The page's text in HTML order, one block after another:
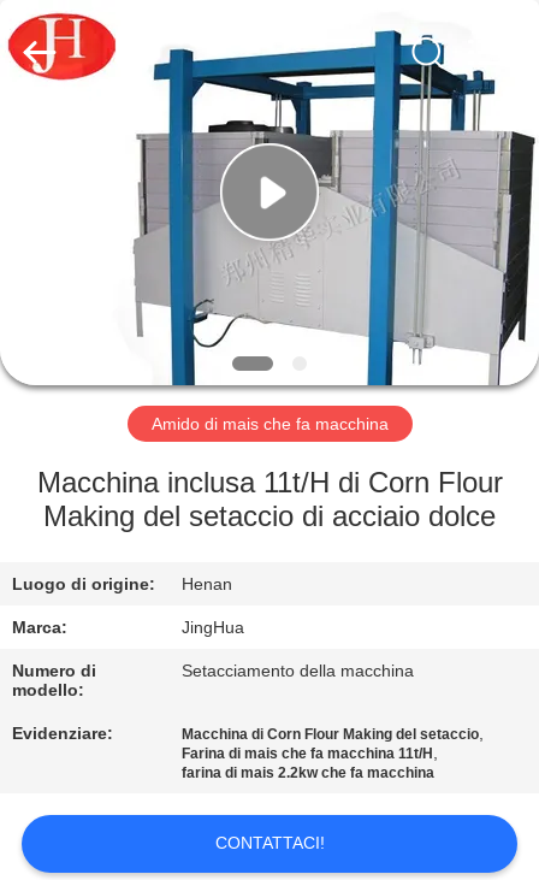
PRODOTTI
SPETTACOLO
VR
SU
VISITA
ALLA
FABBRICA
CONTROLLO
DELLA
QUALITÀ
2026
Zhengzhou
Jinghua
Industry
Co.,Ltd..
Amido di mais che fa macchina
Macchina inclusa 11t/H di Corn Flour
Making del setaccio di acciaio dolce
Luogo di origine: Henan
Marca: JingHua
Numero di
modello:
Setacciamento della macchina
Evidenziare: Macchina di Corn Flour Making del setaccio,
Farina di mais che fa macchina 11t/H ,
farina di mais 2.2kw che fa macchina
CONTATTACI!